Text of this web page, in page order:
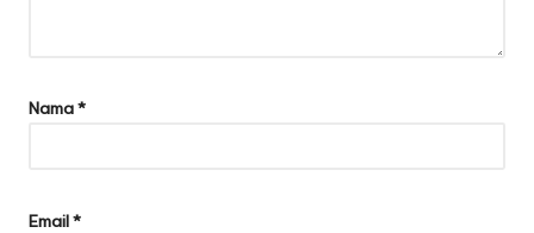
Nama*
Email*